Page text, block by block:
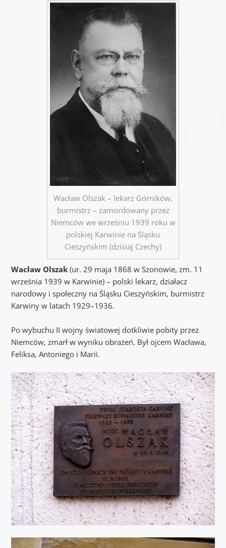
Wacław Olszak – lekarz Górników,
burmistrz – zamordowany przez
Niemców we wrześniu 1939 roku w
polskiej Karwinie na Śląsku
Cieszyńskim (dzisiaj Czechy)
Wacław Olszak(ur. 29 maja 1868 w Szonowie, zm. 11
września 1939 w Karwinie) – polski lekarz, działacz
narodowy i społeczny na Śląsku Cieszyńskim, burmistrz
Karwiny w latach 1929–1936.
Po wybuchu II wojny światowej dotkliwie pobity przez
Niemców, zmarł w wyniku obrażeń. Był ojcem Wacława,
Feliksa, Antoniego i Marii.